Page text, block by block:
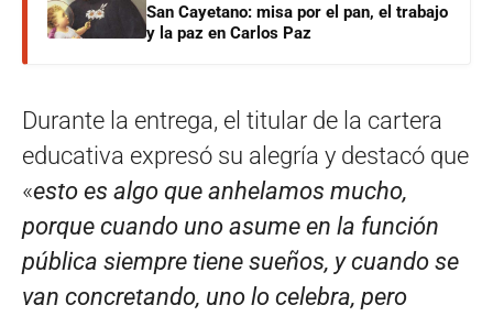
San Cayetano: misa por el pan, el trabajo
y la paz en Carlos Paz
Durante la entrega, el titular de la cartera
educativa expresó su alegría y destacó que
«esto es algo que anhelamos mucho,
porque cuando uno asume en la función
pública siempre tiene sueños, y cuando se
van concretando, uno lo celebra, pero